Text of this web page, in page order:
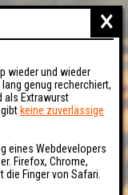
×
wieder und wieder
genug recherchiert,
als Extrawurst
keine zuverlässige
eines Webdevelopers
Firefox, Chrome,
Finger von Safari.